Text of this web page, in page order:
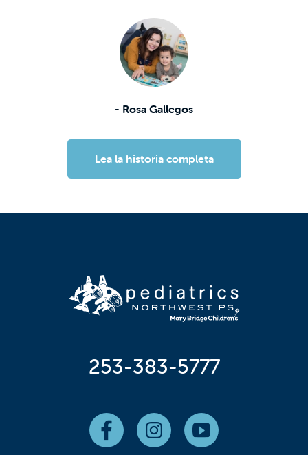
- Rosa Gallegos
Lea la historia completa
253-383-5777